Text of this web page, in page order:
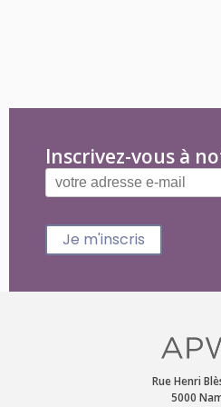
Inscrivez-vous à
Je m'inscris
Rue Henri
5000